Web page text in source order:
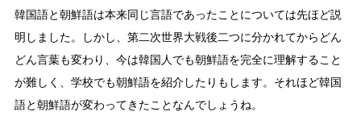
韓国語と朝鮮語は本来同じ言語であったことについては先ほど説
明しました。しかし、第二次世界大戦後二つに分かれてからどん
どん言葉も変わり、今は韓国人でも朝鮮語を完全に理解すること
が難しく、学校でも朝鮮語を紹介したりもします。それほど韓国
語と朝鮮語が変わってきたことなんでしょうね。